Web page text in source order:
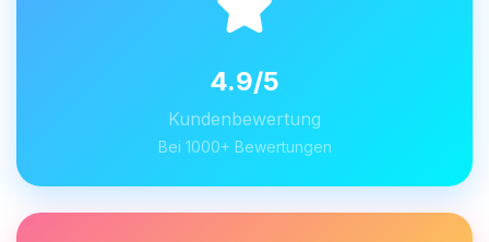
4.9/5
Kundenbewertung
Bei 1000+ Bewertungen